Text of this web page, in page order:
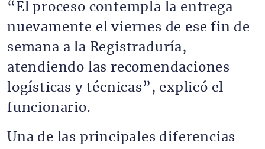
“El proceso contempla la entrega
nuevamente el viernes de ese fin de
semana a la Registraduría,
atendiendo las recomendaciones
logísticas y técnicas”, explicó el
funcionario.
Una de las principales diferencias